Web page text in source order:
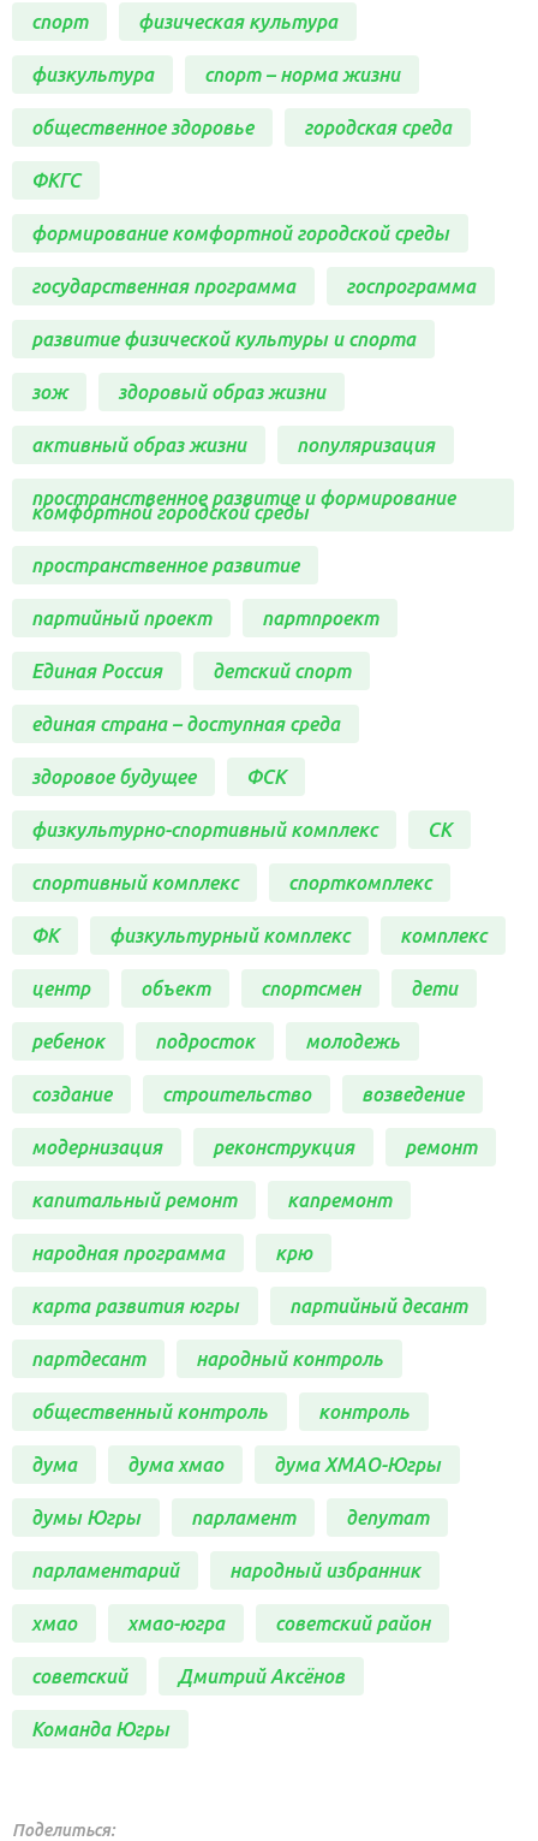
спорт физическая культура
физкультура спорт – норма жизни
общественное здоровье городская среда
ФКГС
формирование комфортной городской среды
государственная программа госпрограмма
развитие физической культуры и спорта
зож здоровый образ жизни
активный образ жизни популяризация
пространственное развитие и формирование
комфортной городской среды
пространственное развитие
партийный проект партпроект
Единая Россия детский спорт
единая страна – доступная среда
здоровое будущее ФСК
физкультурно-спортивный комплекс СК
спортивный комплекс спорткомплекс
ФК физкультурный комплекс комплекс
центр объект спортсмен дети
ребенок подросток молодежь
создание строительство возведение
модернизация реконструкция ремонт
капитальный ремонт капремонт
народная программа крю
карта развития югры партийный десант
партдесант народный контроль
общественный контроль контроль
дума дума хмао дума ХМАО-Югры
думы Югры парламент депутат
парламентарий народный избранник
хмао хмао-югра советский район
советский Дмитрий Аксёнов
Команда Югры
Поделиться: